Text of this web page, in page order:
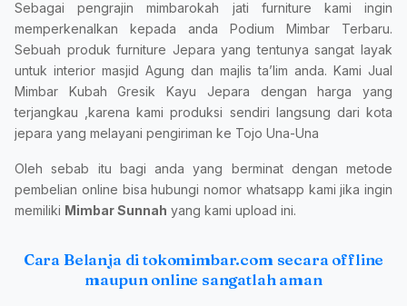
Sebagai pengrajin mimbarokah jati furniture kami ingin
memperkenalkan kepada anda Podium Mimbar Terbaru.
Sebuah produk furniture Jepara yang tentunya sangat layak
untuk interior masjid Agung dan majlis ta’lim anda. Kami Jual
Mimbar Kubah Gresik Kayu Jepara dengan harga yang
terjangkau ,karena kami produksi sendiri langsung dari kota
jepara yang melayani pengiriman ke Tojo Una-Una
Oleh sebab itu bagi anda yang berminat dengan metode
pembelian online bisa hubungi nomor whatsapp kami jika ingin
memiliki Mimbar Sunnah yang kami upload ini.
Cara Belanja di tokomimbar.com secara offline
maupun online sangatlah aman